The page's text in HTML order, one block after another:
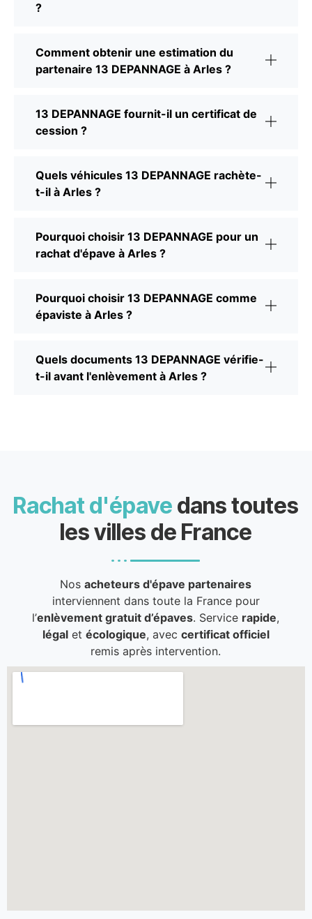
?
Comment obtenir une estimation du
partenaire 13 DEPANNAGE à Arles ?
13 DEPANNAGE fournit-il un certificat de
cession ?
Quels véhicules 13 DEPANNAGE rachète-
t-il à Arles ?
Pourquoi choisir 13 DEPANNAGE pour un
rachat d'épave à Arles ?
Pourquoi choisir 13 DEPANNAGE comme
épaviste à Arles ?
Quels documents 13 DEPANNAGE vérifie-
t-il avant l'enlèvement à Arles ?
Rachat d'épave dans toutes
les villes de France
Nosacheteurs d'épave partenaires
interviennent dans toute la France pour
l’enlèvement gratuit d’épaves. Service rapide,
légalet écologique, avec certificat officiel
remis après intervention.